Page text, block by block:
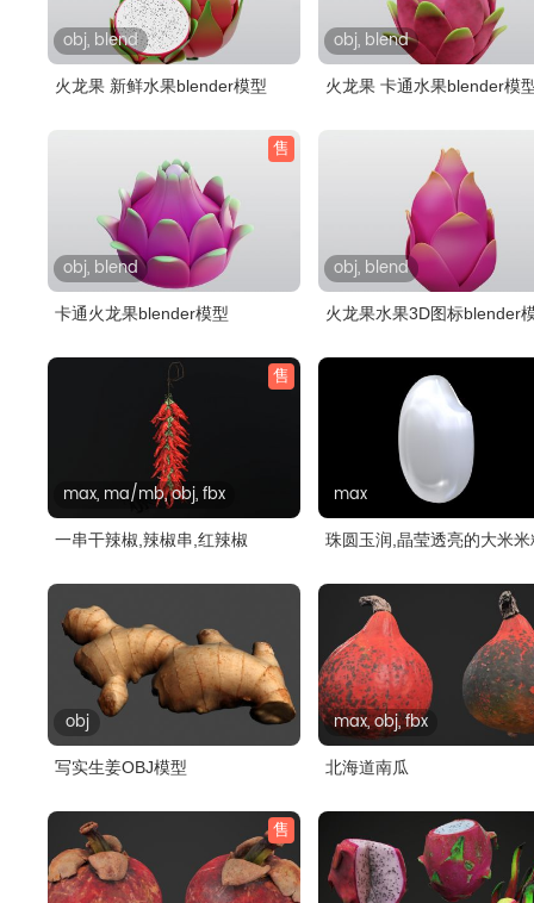
obj, blend
火龙果 新鲜水果blender模型
obj, blend
火龙果 卡通水果blender模
售
obj, blend
卡通火龙果blender模型
obj, blend
火龙果水果3D图标blender
售
max, ma/mb, obj, fbx
一串干辣椒,辣椒串,红辣椒
max
珠圆玉润,晶莹透亮的大米米
obj
写实生姜OBJ模型
max, obj, fbx
北海道南瓜
售